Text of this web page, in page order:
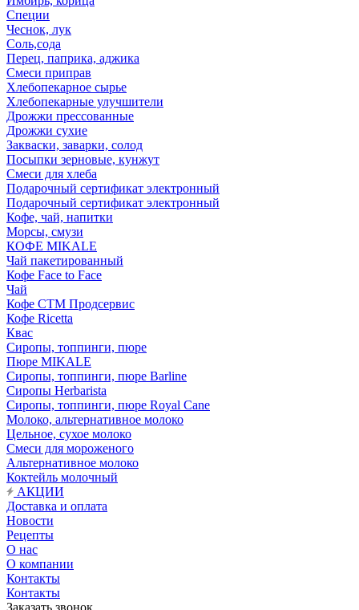
Специи
Чеснок, лук
Соль,сода
Перец, паприка, аджика
Смеси приправ
Хлебопекарное сырье
Хлебопекарные улучшители
Дрожжи прессованные
Дрожжи сухие
Закваски, заварки, солод
Посыпки зерновые, кунжут
Смеси для хлеба
Подарочный сертификат электронный
Подарочный сертификат электронный
Кофе, чай, напитки
Морсы, смузи
КОФЕ MIKALE
Чай пакетированный
Кофе Face to Face
Чай
Кофе СТМ Продсервис
Кофе Ricetta
Квас
Сиропы, топпинги, пюре
Пюре MIKALE
Сиропы, топпинги, пюре Barline
Сиропы Herbarista
Сиропы, топпинги, пюре Royal Cane
Молоко, альтернативное молоко
Цельное, сухое молоко
Смеси для мороженого
Альтернативное молоко
Коктейль молочный
АКЦИИ
Доставка и оплата
Новости
Рецепты
О нас
О компании
Контакты
Контакты
Заказать звонок